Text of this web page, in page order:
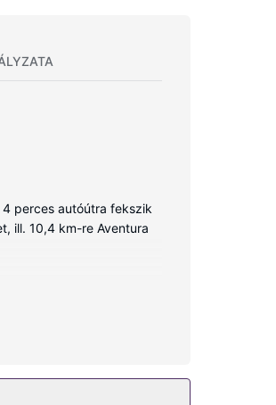
perces autóútra fekszik
ill. 10,4 km-re Aventura
mikrohullámú sütők. A
tartó fitneszterem, vagy